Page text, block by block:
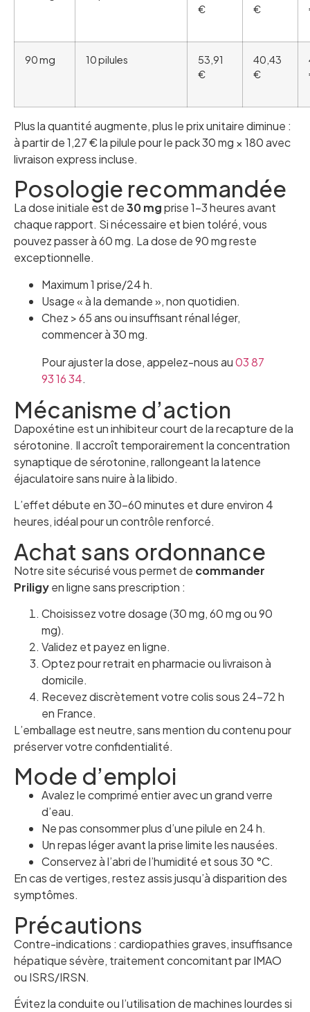
€
€
90 mg 10 pilules
53,91
€
40,43
€
Plus la quantité augmente, plus le prix unitaire diminue :
à partir de 1,27 € la pilule pour le pack 30 mg × 180 avec
livraison express incluse.
Posologie recommandée
La dose initiale est de30 mgprise 1–3 heures avant
chaque rapport. Si nécessaire et bien toléré, vous
pouvez passer à 60 mg. La dose de 90 mg reste
exceptionnelle.
Maximum 1 prise/24 h.
Usage « à la demande », non quotidien.
Chez > 65 ans ou insuffisant rénal léger,
commencer à 30 mg.
Pour ajuster la dose, appelez-nous au03 87
93 16 34.
Mécanisme d’action
Dapoxétine est un inhibiteur court de la recapture de la
sérotonine. Il accroît temporairement la concentration
synaptique de sérotonine, rallongeant la latence
éjaculatoire sans nuire à la libido.
L’effet débute en 30–60 minutes et dure environ 4
heures, idéal pour un contrôle renforcé.
Achat sans ordonnance
Notre site sécurisé vous permet de commander
Priligyen ligne sans prescription :
Choisissez votre dosage (30 mg, 60 mg ou 90
mg).
Validez et payez en ligne.
Optez pour retrait en pharmacie ou livraison à
domicile.
Recevez discrètement votre colis sous 24–72 h
en France.
L’emballage est neutre, sans mention du contenu pour
préserver votre confidentialité.
Mode d’emploi
Avalez le comprimé entier avec un grand verre
d’eau.
Ne pas consommer plus d’une pilule en 24 h.
Un repas léger avant la prise limite les nausées.
Conservez à l’abri de l’humidité et sous 30 °C.
En cas de vertiges, restez assis jusqu’à disparition des
symptômes.
Précautions
Contre-indications : cardiopathies graves, insuffisance
hépatique sévère, traitement concomitant par IMAO
ou ISRS/IRSN.
Évitez la conduite ou l’utilisation de machines lourdes si